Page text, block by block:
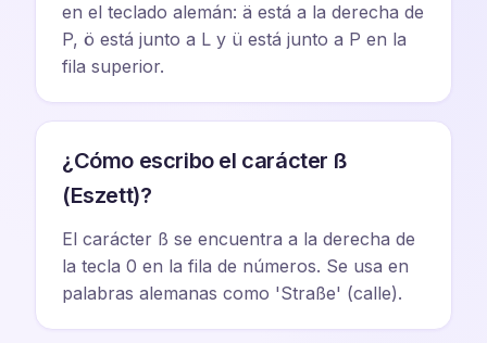
en el teclado alemán: ä está a la derecha de
P, ö está junto a L y ü está junto a P en la
fila superior.
¿Cómo escribo el carácter ß
(Eszett)?
El carácter ß se encuentra a la derecha de
la tecla 0 en la fila de números. Se usa en
palabras alemanas como 'Straße' (calle).